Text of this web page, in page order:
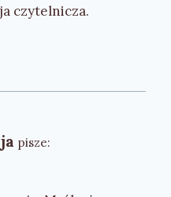
czytelnicza.
pisze: